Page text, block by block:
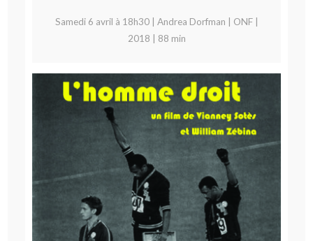
Samedi 6 avril à 18h30 | Andrea Dorfman | ONF |
2018 | 88 min